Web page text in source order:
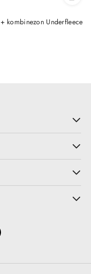
kombinezon Underfleece